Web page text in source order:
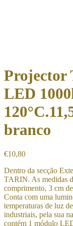
Projector
LED
branco
€10,80
Dentro da secção
TARIN. As medidas
comprimento, 3 cm
Conta com uma
temperaturas de luz
industriais, pela sua
contém 1 módulo